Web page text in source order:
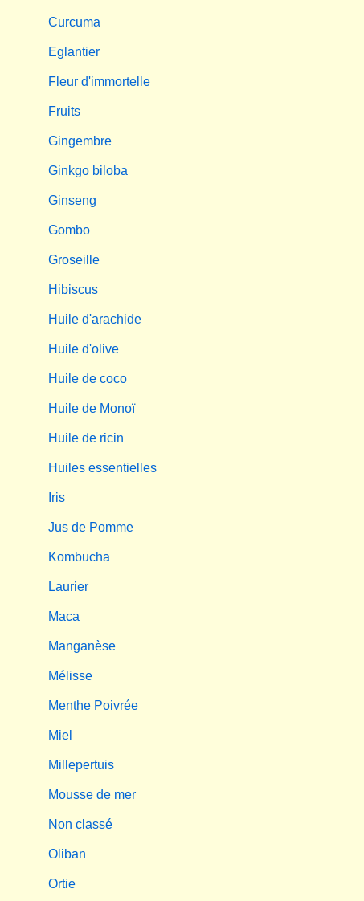
Curcuma
Eglantier
Fleur d'immortelle
Fruits
Gingembre
Ginkgo biloba
Ginseng
Gombo
Groseille
Hibiscus
Huile d'arachide
Huile d'olive
Huile de coco
Huile de Monoï
Huile de ricin
Huiles essentielles
Iris
Jus de Pomme
Kombucha
Laurier
Maca
Manganèse
Mélisse
Menthe Poivrée
Miel
Millepertuis
Mousse de mer
Non classé
Oliban
Ortie